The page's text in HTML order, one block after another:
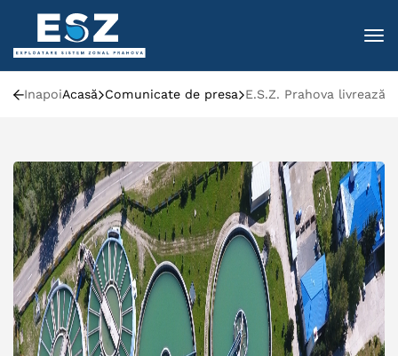
InapoiAcasă Comunicate de presa E.S.Z. Prahova